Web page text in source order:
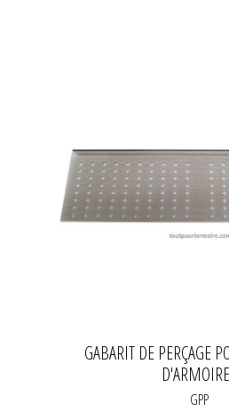
GABARIT DE PERÇAGE
GPP